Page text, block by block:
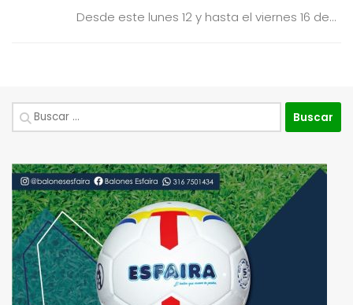
Desde este lunes 12 y hasta el viernes 16 de...
Buscar: